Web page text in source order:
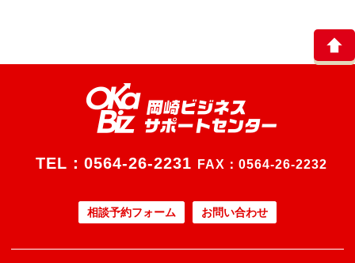
TEL： 0564-26-2231 FAX：0564-26-2232
相談予約フォーム お問い合わせ